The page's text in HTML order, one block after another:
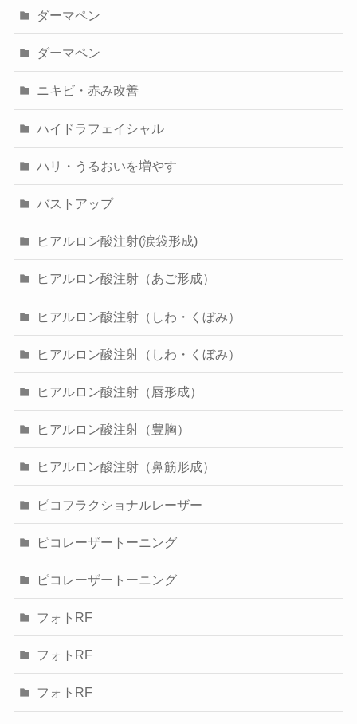
ダーマペン
ダーマペン
ニキビ・赤み改善
ハイドラフェイシャル
ハリ・うるおいを増やす
バストアップ
ヒアルロン酸注射(涙袋形成)
ヒアルロン酸注射（あご形成）
ヒアルロン酸注射（しわ・くぼみ）
ヒアルロン酸注射（しわ・くぼみ）
ヒアルロン酸注射（唇形成）
ヒアルロン酸注射（豊胸）
ヒアルロン酸注射（鼻筋形成）
ピコフラクショナルレーザー
ピコレーザートーニング
ピコレーザートーニング
フォトRF
フォトRF
フォトRF